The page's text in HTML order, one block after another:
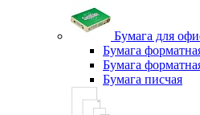
Бумага для
Бумага
Бумага
Бумага писчая